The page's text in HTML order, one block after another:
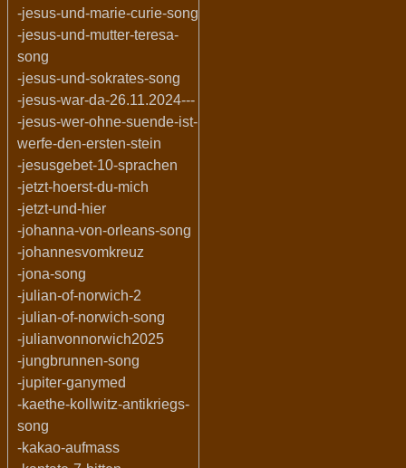
-jesus-und-marie-curie-song
-jesus-und-mutter-teresa-
song
-jesus-und-sokrates-song
-jesus-war-da-26.11.2024---
-jesus-wer-ohne-suende-ist-
werfe-den-ersten-stein
-jesusgebet-10-sprachen
-jetzt-hoerst-du-mich
-jetzt-und-hier
-johanna-von-orleans-song
-johannesvomkreuz
-jona-song
-julian-of-norwich-2
-julian-of-norwich-song
-julianvonnorwich2025
-jungbrunnen-song
-jupiter-ganymed
-kaethe-kollwitz-antikriegs-
song
-kakao-aufmass